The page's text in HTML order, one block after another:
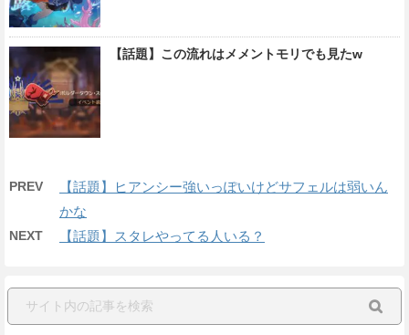
【話題】この流れはメメントモリでも見たw
PREV
【話題】ヒアンシー強いっぽいけどサフェルは弱いん
かな
NEXT 【話題】スタレやってる人いる？